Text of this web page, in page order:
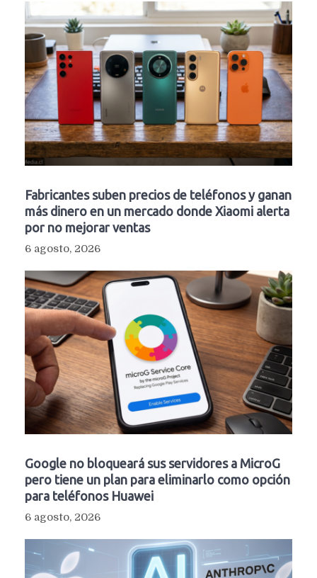
Fabricantes suben precios de teléfonos y ganan
más dinero en un mercado donde Xiaomi alerta
por no mejorar ventas
6 agosto, 2026
Google no bloqueará sus servidores a MicroG
pero tiene un plan para eliminarlo como opción
para teléfonos Huawei
6 agosto, 2026